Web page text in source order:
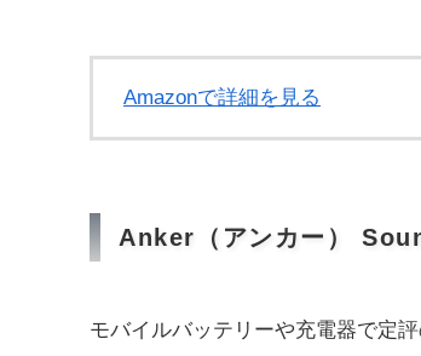
Amazonで詳細を見る
Anker（アンカー）
モバイルバッテリーや充電器で定